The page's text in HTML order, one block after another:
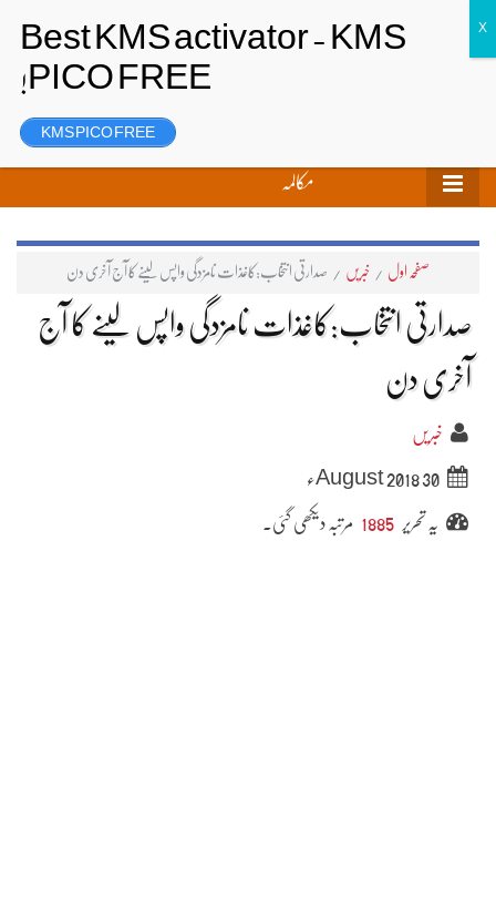
رجسٹر
مکالمہ
صفحہ اول / خبریں / صدارتی انتخاب:کاغذات نامزدگی واپس لینے کا آج آخری دن
صدارتی انتخاب:کاغذات نامزدگی واپس لینے کا آج
آخری دن
خبریں
30 August 2018ء
یہ تحریر 1885 مرتبہ دیکھی گئی۔
KMS PICO FREE